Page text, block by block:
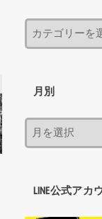
月別
LINE公式アカ